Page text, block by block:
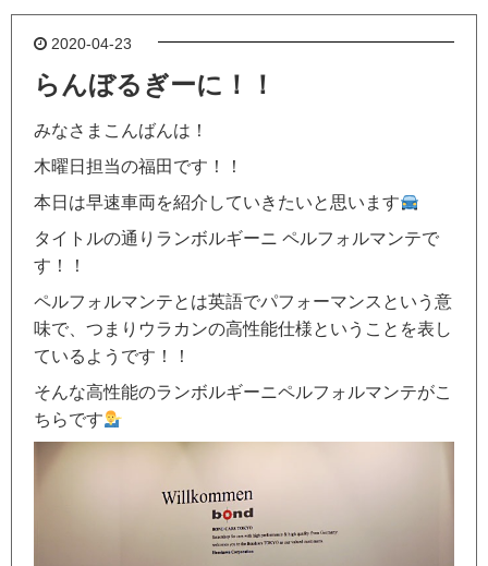
2020-04-23
らんぼるぎーに！！
みなさまこんばんは！
木曜日担当の福田です！！
本日は早速車両を紹介していきたいと思います
タイトルの通りランボルギーニ ペルフォルマンテで
す！！
ペルフォルマンテとは英語でパフォーマンスという意
味で、つまりウラカンの高性能仕様ということを表し
ているようです！！
そんな高性能のランボルギーニペルフォルマンテがこ
ちらです